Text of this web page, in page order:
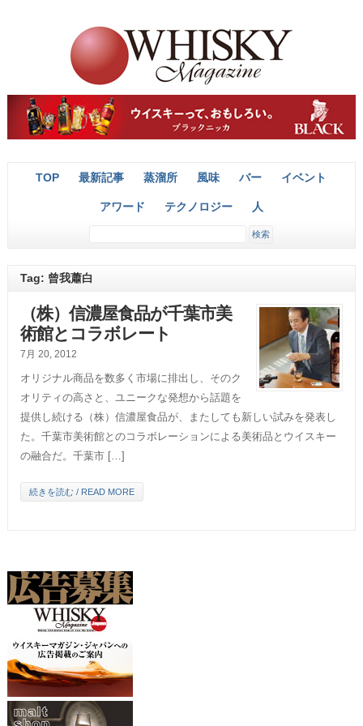
TOP 最新記事 蒸溜所 風味 バー イベント
アワード テクノロジー 人
Tag: 曾我蕭白
（株）信濃屋食品が千葉市美
術館とコラボレート
7月 20, 2012
オリジナル商品を数多く市場に排出し、そのク
オリティの高さと、ユニークな発想から話題を
提供し続ける（株）信濃屋食品が、またしても新しい試みを発表し
た。千葉市美術館とのコラボレーションによる美術品とウイスキー
の融合だ。千葉市 […]
続きを読む / READ MORE